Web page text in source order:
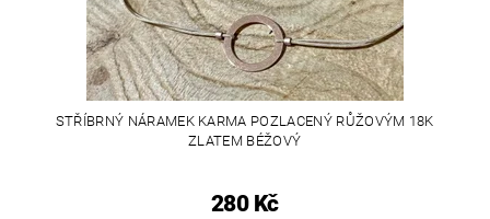
STŘÍBRNÝ NÁRAMEK KARMA POZLACENÝ RŮŽOVÝM 18K
ZLATEM BÉŽOVÝ
280 Kč